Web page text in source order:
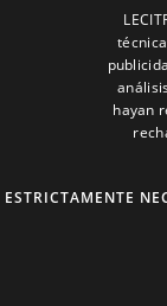
hayan
ESTRICTAMENTE